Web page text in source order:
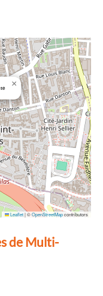
×
Leaflet|©OpenStreetMapcontributors
de Multi-